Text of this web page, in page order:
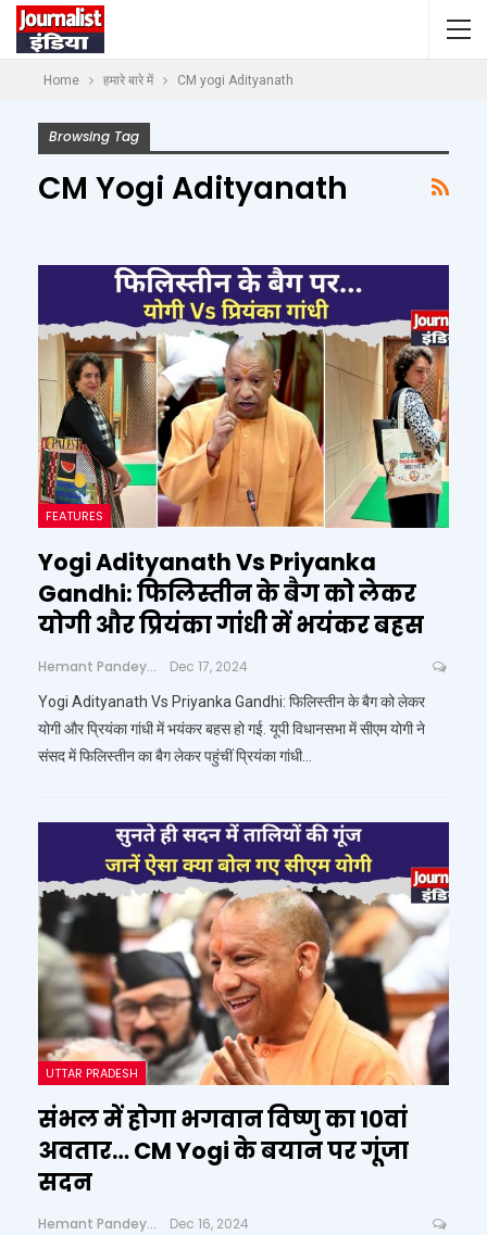
Home हमारे बारे में CM yogi Adityanath
Browsing Tag
CM Yogi Adityanath
FEATURES
Yogi Adityanath Vs Priyanka
Gandhi: फिलिस्तीन के बैग को लेकर
योगी और प्रियंका गांधी में भयंकर बहस
Hemant Pandey Dec 17, 2024
Yogi Adityanath Vs Priyanka Gandhi: फिलिस्तीन के बैग को लेकर
योगी और प्रियंका गांधी में भयंकर बहस हो गई. यूपी विधानसभा में सीएम योगी ने
संसद में फिलिस्तीन का बैग लेकर पहुंचीं प्रियंका गांधी…
UTTAR PRADESH
संभल में होगा भगवान विष्णु का 10वां
अवतार… CM Yogi के बयान पर गूंजा
सदन
Hemant Pandey Dec 16, 2024